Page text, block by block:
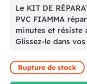
Le KIT DE
PVC FIAMMA
minutes et résiste
Glissez-le dans
Rupture de stock